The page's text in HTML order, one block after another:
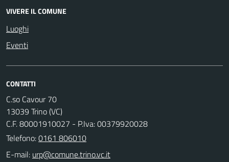
VIVERE IL COMUNE
Luoghi
Eventi
CONTATTI
C.so Cavour 70
13039 Trino (VC)
C.F. 80001910027 - P.Iva: 00379920028
Telefono:0161 806010
E-mail: